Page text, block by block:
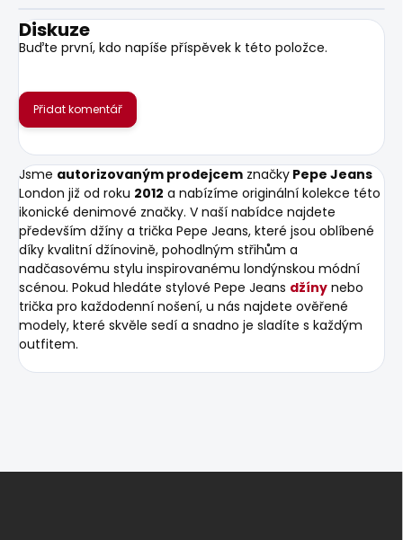
Diskuze
Buďte první, kdo napíše příspěvek k této položce.
Přidat komentář
Jsme autorizovaným prodejcem značky Pepe Jeans
London již od roku 2012 a nabízíme originální kolekce této
ikonické denimové značky. V naší nabídce najdete
především džíny a trička Pepe Jeans, které jsou oblíbené
díky kvalitní džínovině, pohodlným střihům a
nadčasovému stylu inspirovanému londýnskou módní
scénou. Pokud hledáte stylové Pepe Jeans džíny nebo
trička pro každodenní nošení, u nás najdete ověřené
modely, které skvěle sedí a snadno je sladíte s každým
outfitem.
Z